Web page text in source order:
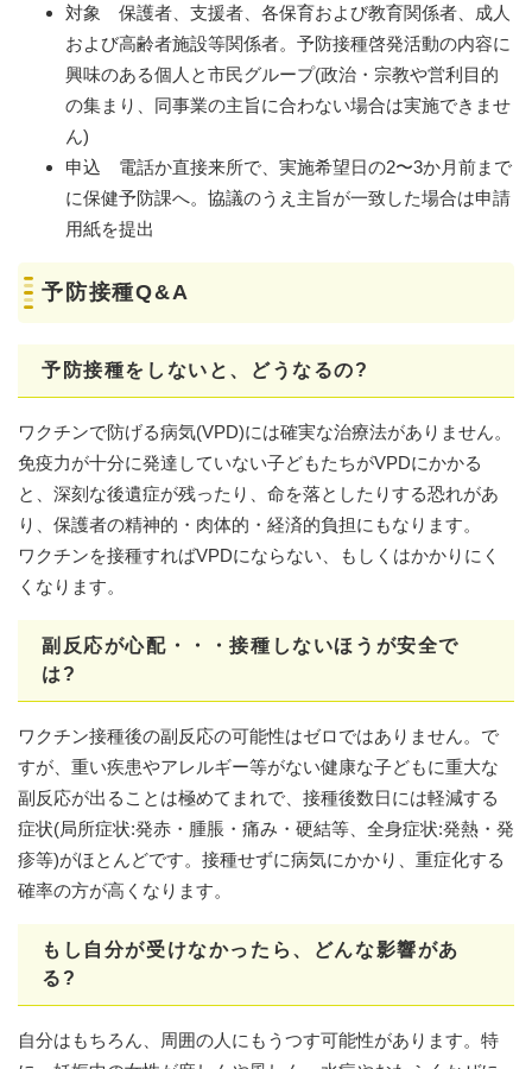
対象 保護者、支援者、各保育および教育関係者、成人
および高齢者施設等関係者。予防接種啓発活動の内容に
興味のある個人と市民グループ(政治・宗教や営利目的
の集まり、同事業の主旨に合わない場合は実施できませ
ん)
申込 電話か直接来所で、実施希望日の2〜3か月前まで
に保健予防課へ。協議のうえ主旨が一致した場合は申請
用紙を提出
予防接種Q&A
予防接種をしないと、どうなるの?
ワクチンで防げる病気(VPD)には確実な治療法がありません。
免疫力が十分に発達していない子どもたちがVPDにかかる
と、深刻な後遺症が残ったり、命を落としたりする恐れがあ
り、保護者の精神的・肉体的・経済的負担にもなります。
ワクチンを接種すればVPDにならない、もしくはかかりにく
くなります。
副反応が心配・・・接種しないほうが安全で
は?
ワクチン接種後の副反応の可能性はゼロではありません。で
すが、重い疾患やアレルギー等がない健康な子どもに重大な
副反応が出ることは極めてまれで、接種後数日には軽減する
症状(局所症状:発赤・腫脹・痛み・硬結等、全身症状:発熱・発
疹等)がほとんどです。接種せずに病気にかかり、重症化する
確率の方が高くなります。
もし自分が受けなかったら、どんな影響があ
る?
自分はもちろん、周囲の人にもうつす可能性があります。特